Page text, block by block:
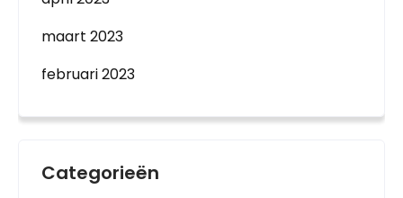
maart 2023
februari 2023
Categorieën